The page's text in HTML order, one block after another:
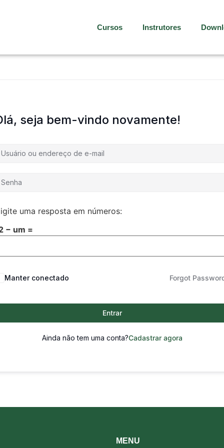
Cursos Instrutores
seja bem-vindo novamente!
uma resposta em números:
− um =
Manter conectado Forgot
Entrar
Ainda não tem uma conta?Cadastrar agora
MENU